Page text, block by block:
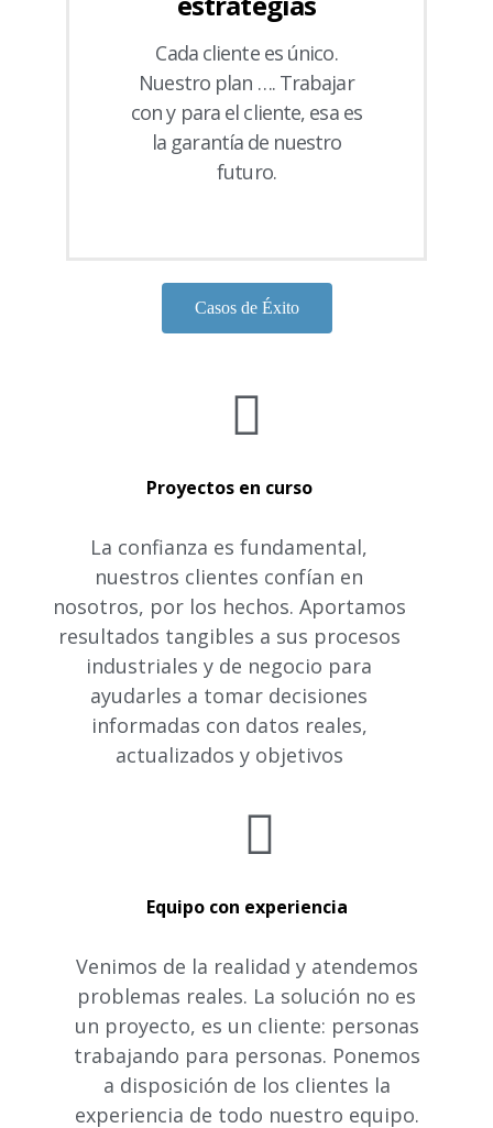
Cada cliente es único.
Nuestro plan …. Trabajar
con y para el cliente, esa es
la garantía de nuestro
futuro.
Casos de Éxito
Proyectos en curso
La confianza es fundamental,
nuestros clientes confían en
nosotros, por los hechos. Aportamos
resultados tangibles a sus procesos
industriales y de negocio para
ayudarles a tomar decisiones
informadas con datos reales,
actualizados y objetivos
Equipo con experiencia
Venimos de la realidad y atendemos
problemas reales. La solución no es
un proyecto, es un cliente: personas
trabajando para personas. Ponemos
a disposición de los clientes la
experiencia de todo nuestro equipo.